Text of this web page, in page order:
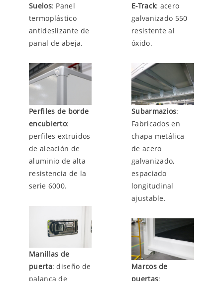
Suelos: Panel
termoplástico
antideslizante de
panal de abeja.
E-Track: acero
galvanizado 550
resistente al
óxido.
Perfiles de borde
encubierto:
perfiles extruidos
de aleación de
aluminio de alta
resistencia de la
serie 6000.
Manillas de
puerta: diseño de
palanca de
Subarmazios:
Fabricados en
chapa metálica
de acero
galvanizado,
espaciado
longitudinal
ajustable.
Marcos de
puertas: